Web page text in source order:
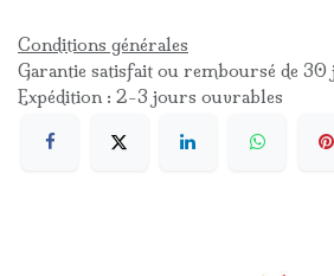
Conditions générales
Garantie satisfait ou remboursé de 30
Expédition : 2-3 jours ouvrables